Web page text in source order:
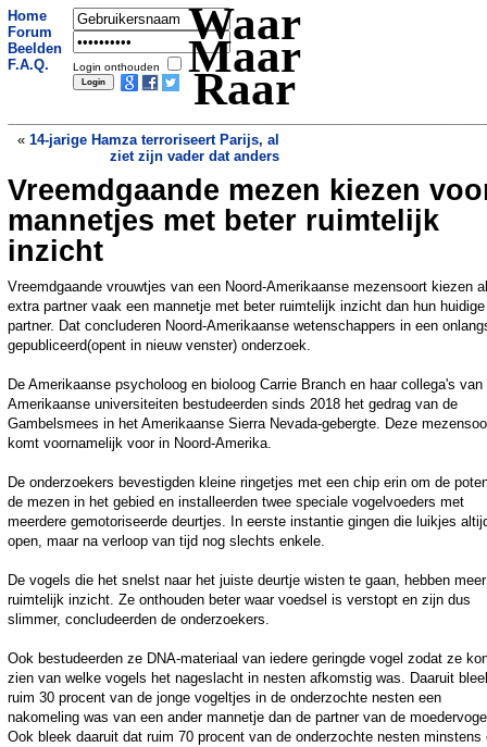
Home
Forum
Beelden
F.A.Q.
Login onthouden
Waar
Maar
Raar
« 14-jarige Hamza terroriseert Parijs, al
ziet zijn vader dat anders
Alleen mannetjes? Blijkt niet te
kloppen: apenjong geboren in
Wildlands»
Vreemdgaande mezen kiezen
mannetjes met beter ruimtelijk
inzicht
Vreemdgaande vrouwtjes van een Noord-Amerikaanse mezensoort kiezen
extra partner vaak een mannetje met beter ruimtelijk inzicht dan hun huidige
partner. Dat concluderen Noord-Amerikaanse wetenschappers in een
gepubliceerd(opent in nieuw venster) onderzoek.
De Amerikaanse psycholoog en bioloog Carrie Branch en haar collega's van
Amerikaanse universiteiten bestudeerden sinds 2018 het gedrag van de
Gambelsmees in het Amerikaanse Sierra Nevada-gebergte. Deze
komt voornamelijk voor in Noord-Amerika.
De onderzoekers bevestigden kleine ringetjes met een chip erin om de
de mezen in het gebied en installeerden twee speciale vogelvoeders met
meerdere gemotoriseerde deurtjes. In eerste instantie gingen die luikjes
open, maar na verloop van tijd nog slechts enkele.
De vogels die het snelst naar het juiste deurtje wisten te gaan, hebben meer
ruimtelijk inzicht. Ze onthouden beter waar voedsel is verstopt en zijn dus
slimmer, concludeerden de onderzoekers.
Ook bestudeerden ze DNA-materiaal van iedere geringde vogel zodat ze
zien van welke vogels het nageslacht in nesten afkomstig was. Daaruit
ruim 30 procent van de jonge vogeltjes in de onderzochte nesten een
nakomeling was van een ander mannetje dan de partner van de
Ook bleek daaruit dat ruim 70 procent van de onderzochte nesten minstens